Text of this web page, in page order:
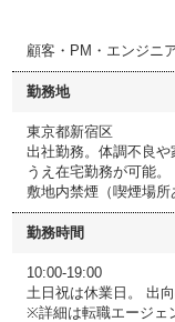
顧客・PM・エンジニ
勤務地
東京都新宿区
出社勤務。体調不良
うえ在宅勤務が可能。
敷地内禁煙（喫煙場所
勤務時間
10:00-19:00
土日祝は休業日。 出
※詳細は転職エージェ